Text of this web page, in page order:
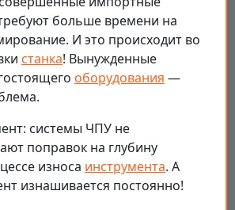
больше времени на
И это происходит во
станка! Вынужденные
оборудования —
системы ЧПУ не
поправок на глубину
износа инструмента. А
изнашивается постоянно!